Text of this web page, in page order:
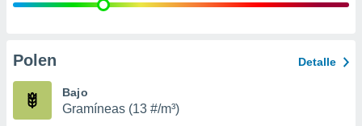
e
publicidad
Polen Detalle
Bajo
Gramíneas (13 #/m³)